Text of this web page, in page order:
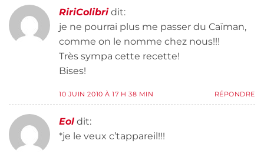
RiriColibri dit:
je ne pourrai plus me passer du Caïman,
comme on le nomme chez nous!!!
Très sympa cette recette!
Bises!
10 JUIN 2010 À 17 H 38 MIN RÉPONDRE
Eol dit:
*je le veux c’tappareil!!!